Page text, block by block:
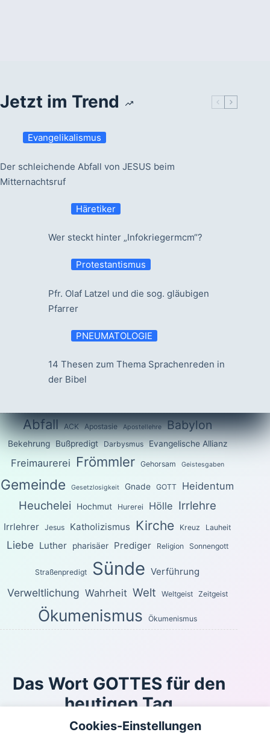
Jetzt im Trend
Evangelikalismus
Der schleichende Abfall von JESUS beim
Mitternachtsruf
Häretiker
Wer steckt hinter „Infokriegermcm“?
Protestantismus
Pfr. Olaf Latzel und die sog. gläubigen
Pfarrer
PNEUMATOLOGIE
14 Thesen zum Thema Sprachenreden in
der Bibel
Abfall ACK Apostasie Apostellehre Babylon
Bekehrung Bußpredigt Darbysmus Evangelische Allianz
Freimaurerei Frömmler Gehorsam Geistesgaben
Gemeinde Gesetzlosigkeit Gnade GOTT Heidentum
Heuchelei Hochmut Hurerei Hölle Irrlehre
Irrlehrer Jesus Katholizismus Kirche Kreuz Lauheit
Liebe Luther pharisäer Prediger Religion Sonnengott
Straßenpredigt Sünde Verführung
Verweltlichung Wahrheit Welt Weltgeist Zeitgeist
Ökumenismus Ökumenismus
Das Wort GOTTES für den
heutigen Tag
Oder kann sich jemand in Schlupfwinkeln verbergen,
Cookies-Einstellungen